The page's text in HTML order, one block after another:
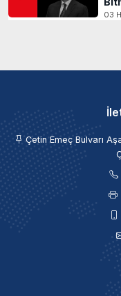
03
Çetin Emeç Bulvarı